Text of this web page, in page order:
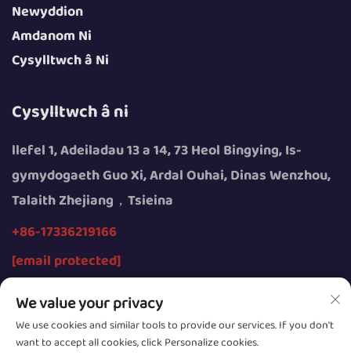
Newyddion
Amdanom Ni
Cysylltwch â Ni
Cysylltwch â ni
llefel 1, Adeiladau 13 a 14, 73 Heol Bingying, Is-
gymydogaeth Guo Xi, Ardal Ouhai, Dinas Wenzhou,
Talaith Zhejiang，Tsieina
+86-17336219166
[email protected]
We value your privacy
We use cookies and similar tools to provide our services. If you don't
want to accept all cookies, click Personalize cookies.